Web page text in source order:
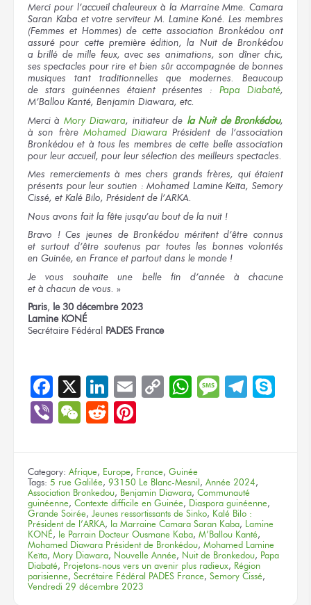
Merci pour l’accueilchaleureux à la Marraine Mme. Camara
Saran Kaba et votre serviteur M. LamineKoné.Les membres
(Femmeset Hommes) de cette association Bronkédou ont
assurépour cette premièreédition,la Nuit de Bronkédou
a brillé de mille feux,avec ses animations, son dînerchic,
ses spectacles pour rire et bien sûraccompagnée de bonnes
musiques tant traditionnelles que modernes.
Beaucoup
de stars guinéennes étaient présentes : Papa Diabaté,
M’Ballou Kanté, Benjamin Diawara, etc.
Mercià MoryDiawara, initiateurde la Nuit de Bronkédou,
à son frère Mohamed Diawara Président de l’association
Bronkédouet à tous les membres de cette belleassociation
pour leur accueil, pour leur sélection des meilleurs spectacles.
Mes remerciements à mes chers grands frères, qui étaient
présents pour leur soutien : Mohamed Lamine Keïta, Semory
Cissé, et Kalé Bilo, Président de l’ARKA.
Nous avons fait la fête jusqu’au bout de la nuit !
Bravo ! Ces jeunes de Bronkédou méritent d’être connus
et surtoutd’être soutenus par toutes les bonnes volontés
en Guinée, en France et partout dans le monde !
Je vous souhaite
une bellefin d’année à chacune
et à chacun de vous. »
Paris, le 30 décembre 2023
Lamine KONÉ
Secrétaire Fédéral PADES France
Facebook
X LinkedIn
EmailCopyWhatsApp
Message
ViberWeChat
Reddit
Category: Afrique, Europe, France, Guinée
Tags: 5 rue Galilée, 93150 Le Blanc-Mesnil, Année 2024,
Association Bronkedou, Benjamin Diawara, Communauté
guinéenne, Contexte difficile en Guinée, Diaspora guinéenne,
Grande Soirée, Jeunes ressortissants de Sinko, Kalé Bilo :
Président de l’ARKA, la Marraine Camara Saran Kaba, Lamine
KONÉ, le Parrain Docteur Ousmane Kaba, M’Ballou Kanté,
Mohamed Diawara Président de Bronkédou, Mohamed Lamine
Keïta, Mory Diawara, Nouvelle Année, Nuit de Bronkedou, Papa
Diabaté, Projetons-nous vers un avenir plus radieux, Région
parisienne, Secrétaire Fédéral PADES France, Semory Cissé,
Vendredi 29 décembre 2023